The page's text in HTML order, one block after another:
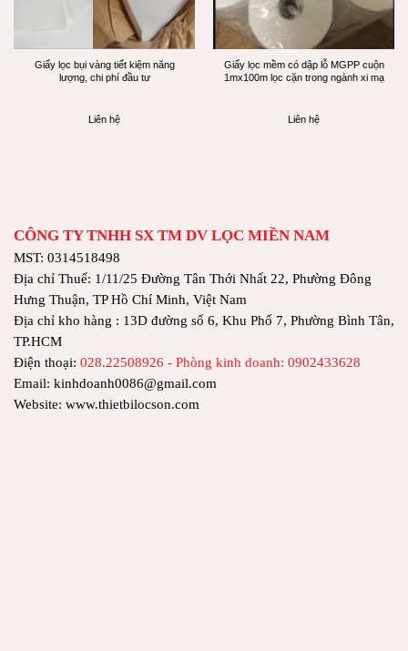
Giấy lọc bụi vàng tiết kiệm năng
lượng, chi phí đầu tư
Liên hệ
Giấy lọc mềm có dập lỗ MGPP cuộn
1mx100m lọc cặn trong ngành xi mạ
Liên hệ
CÔNG TY TNHH SX TM DV LỌC MIỀN NAM
MST: 0314518498
Địa chỉ Thuế: 1/11/25 Đường Tân Thới Nhất 22, Phường Đông
Hưng Thuận, TP Hồ Chí Minh, Việt Nam
Địa chỉ kho hàng : 13D đường số 6, Khu Phố 7, Phường Bình Tân,
TP.HCM
Điện thoại: 028.22508926 - Phòng kinh doanh: 0902433628
Email: kinhdoanh0086@gmail.com
Website: www.thietbilocson.com